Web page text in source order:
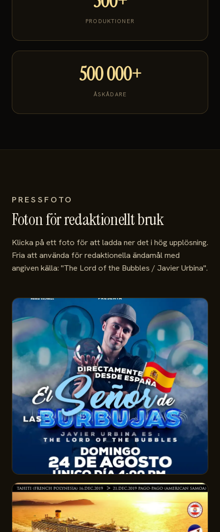
PRODUKTIONER
500 000+
ÅSKÅDARE
PRESSFOTO
Foton för redaktionellt bruk
Klicka på ett foto för att ladda ner det i hög upplösning.
Fria att använda för redaktionella ändamål med
angiven källa: "The Lord of the Bubbles / Javier Urbina".